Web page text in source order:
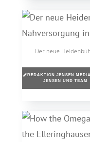
Der neue
REDAKTION JENSEN
JENSEN UND TEAM